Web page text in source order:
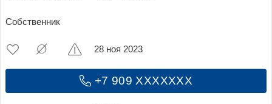
Собственник
+7 909 XXXXXXX
28 ноя 2023